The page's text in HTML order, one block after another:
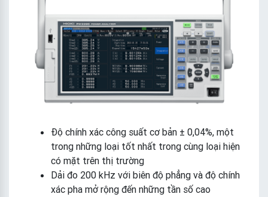
Độ chính xác công suất cơ bản ± 0,04%, một
trong những loại tốt nhất trong cùng loại hiện
có mặt trên thị trường
Dải đo 200 kHz với biên độ phẳng và độ chính
xác pha mở rộng đến những tần số cao